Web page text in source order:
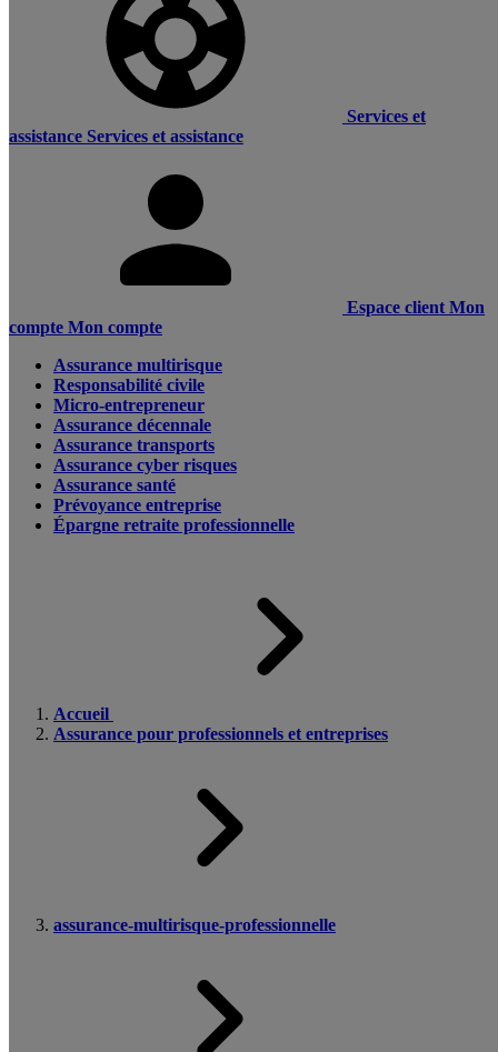
Services et
assistance Services et assistance
Espace client Mon
compte Mon compte
Assurance multirisque
Responsabilité civile
Micro-entrepreneur
Assurance décennale
Assurance transports
Assurance cyber risques
Assurance santé
Prévoyance entreprise
Épargne retraite professionnelle
Accueil
Assurance pour professionnels et entreprises
assurance-multirisque-professionnelle